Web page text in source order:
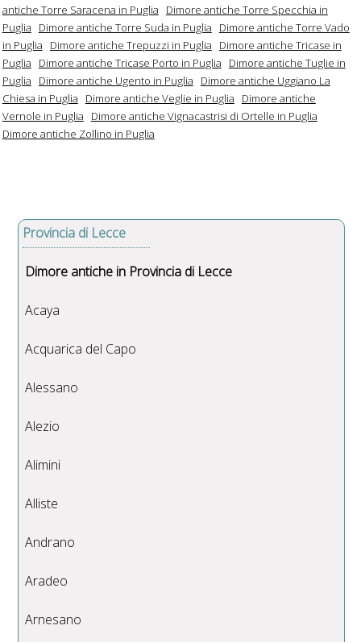
antiche Torre Saracena in Puglia
Dimore antiche Torre Specchia in
Puglia
Dimore antiche Torre Suda in Puglia
Dimore antiche Torre Vado
in Puglia
Dimore antiche Trepuzzi in Puglia
Dimore antiche Tricase in
Puglia
Dimore antiche Tricase Porto in Puglia
Dimore antiche Tuglie in
Puglia
Dimore antiche Ugento in Puglia
Dimore antiche Uggiano La
Chiesa in Puglia
Dimore antiche Veglie in Puglia
Dimore antiche
Vernole in Puglia
Dimore antiche Vignacastrisi di Ortelle in Puglia
Dimore antiche Zollino in Puglia
Provincia di Lecce
Dimore antiche in Provincia di Lecce
Acaya
Acquarica del Capo
Alessano
Alezio
Alimini
Alliste
Andrano
Aradeo
Arnesano